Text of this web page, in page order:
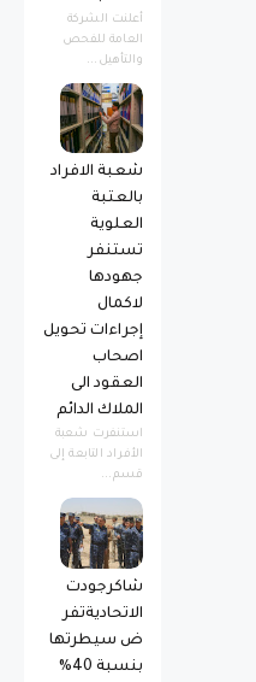
أعلنت الشركة
العامة للفحص
والتأهيل...
شعبة الافراد
بالعتبة
العلوية
تستنفر
جهودها
لاكمال
إجراءات تحويل
اصحاب
العقود الى
الملاك الدائم
استنفرت شعبة
الأفراد التابعة إلى
قسم...
شاكرجودت
الاتحاديةتفر
ض سيطرتها
بنسبة 40%